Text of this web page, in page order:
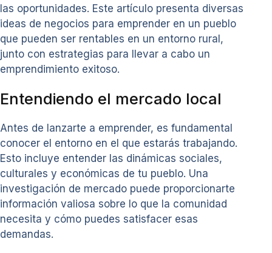
las oportunidades. Este artículo presenta diversas
ideas de negocios para emprender en un pueblo
que pueden ser rentables en un entorno rural,
junto con estrategias para llevar a cabo un
emprendimiento exitoso.
Entendiendo el mercado local
Antes de lanzarte a emprender, es fundamental
conocer el entorno en el que estarás trabajando.
Esto incluye entender las dinámicas sociales,
culturales y económicas de tu pueblo. Una
investigación de mercado puede proporcionarte
información valiosa sobre lo que la comunidad
necesita y cómo puedes satisfacer esas
demandas.